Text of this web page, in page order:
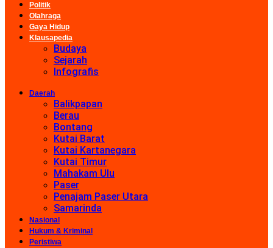
Politik
Olahraga
Gaya Hidup
Klausapedia
Budaya
Sejarah
Infografis
Daerah
Balikpapan
Berau
Bontang
Kutai Barat
Kutai Kartanegara
Kutai Timur
Mahakam Ulu
Paser
Penajam Paser Utara
Samarinda
Nasional
Hukum & Kriminal
Peristiwa